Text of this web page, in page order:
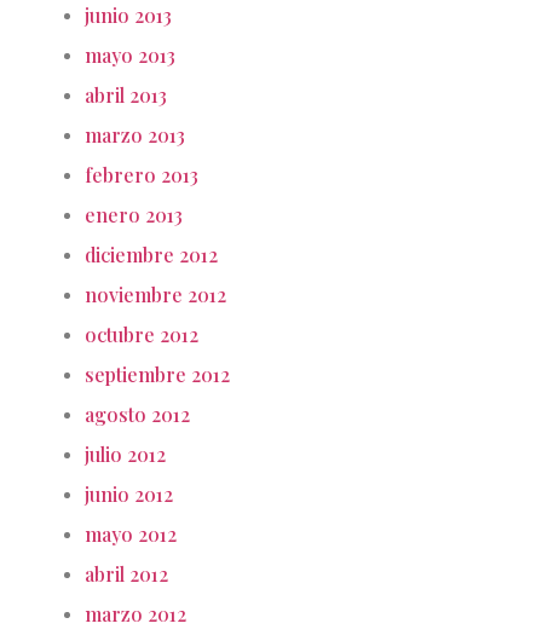
junio 2013
mayo 2013
abril 2013
marzo 2013
febrero 2013
enero 2013
diciembre 2012
noviembre 2012
octubre 2012
septiembre 2012
agosto 2012
julio 2012
junio 2012
mayo 2012
abril 2012
marzo 2012